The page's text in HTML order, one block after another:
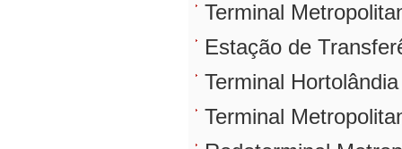
Terminal
Estação de
Terminal
Terminal